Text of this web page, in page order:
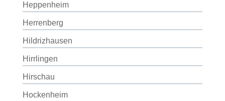
Heppenheim
Herrenberg
Hildrizhausen
Hirrlingen
Hirschau
Hockenheim